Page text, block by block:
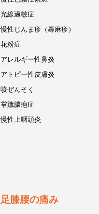
光線過敏症
慢性じんま疹（蕁麻疹）
花粉症
アレルギー性鼻炎
アトピー性皮膚炎
咳ぜんそく
掌蹠膿疱症
慢性上咽頭炎
足膝腰の痛み